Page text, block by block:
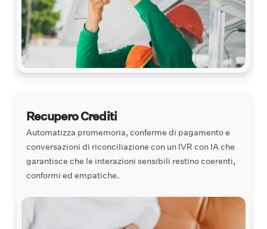
Recupero Crediti
Automatizza promemoria, conferme di pagamento e
conversazioni di riconciliazione con un IVR con IA che
garantisce che le interazioni sensibili restino coerenti,
conformi ed empatiche.